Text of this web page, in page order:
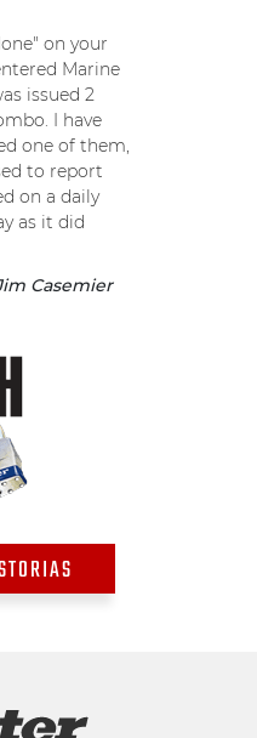
on your
Marine
issued 2
I have
one of them,
to report
on a daily
as it did
Casemier